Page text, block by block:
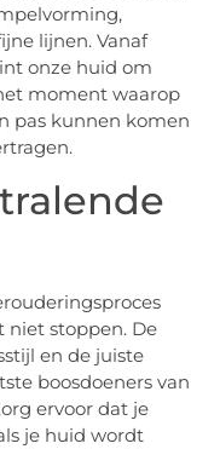
lijnen. Vanaf
onze huid om
moment waarop
pas kunnen komen
niet stoppen. De
en de juiste
boosdoeners van
ervoor dat je
je huid wordt